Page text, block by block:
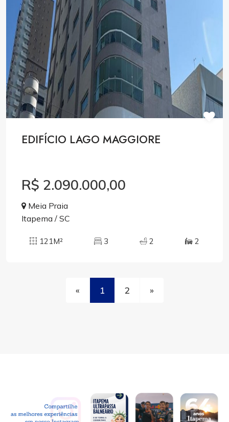
EDIFÍCIO LAGO MAGGIORE
R$ 2.090.000,00
Meia Praia
Itapema / SC
121M² 3 2 2
« 1 2 »